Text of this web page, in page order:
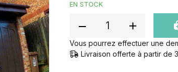
EN STOCK
Vous pourrez effectuer une
Livraison offerte à partir de